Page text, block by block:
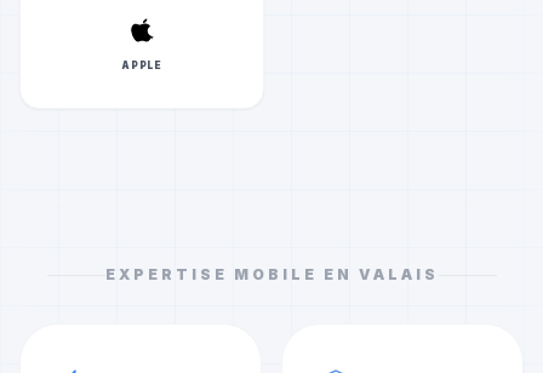
APPLE
EXPERTISE MOBILE EN VALAIS